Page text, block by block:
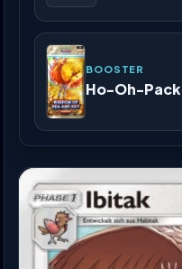
BOOSTER
Ho-Oh-Pack